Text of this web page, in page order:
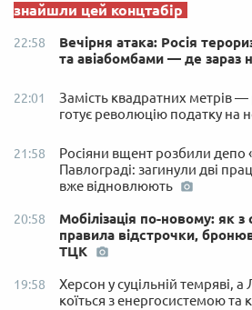
знайшли цей концтабір
22:58
Вечірня атака: Росія
та авіабомбами — де зараз
22:01
Замість квадратних метрів —
готує революцію податку на
21:58
Росіяни вщент розбили депо
Павлограді: загинули дві
вже відновлюють
20:58
Мобілізація по-новому: як з
правила відстрочки,
ТЦК
19:58
Херсон у суцільній темряві,
коїться з енергосистемою та